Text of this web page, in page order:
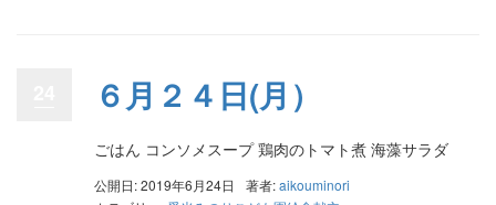
６月２４日(月）
ごはん コンソメスープ 鶏肉のトマト煮 海藻サラダ
公開日: 2019年6月24日 著者:aikouminori